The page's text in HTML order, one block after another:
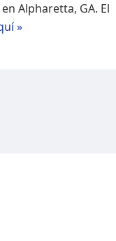
Alpharetta, GA. El
»